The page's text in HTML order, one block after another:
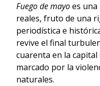
Fuego de mayoes una
reales, fruto de una
periodística e
revive el final
cuarenta en la
marcado por la
naturales.